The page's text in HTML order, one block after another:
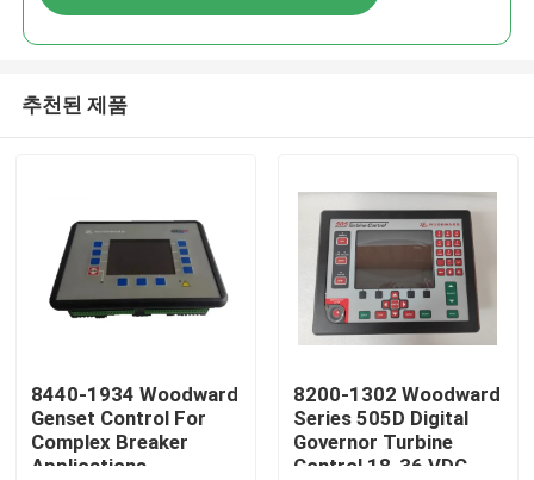
추천된 제품
8440-1934 Woodward
Genset Control For
Complex Breaker
Applications
8200-1302 Woodward
Series 505D Digital
Governor Turbine
Control 18-36 VDC